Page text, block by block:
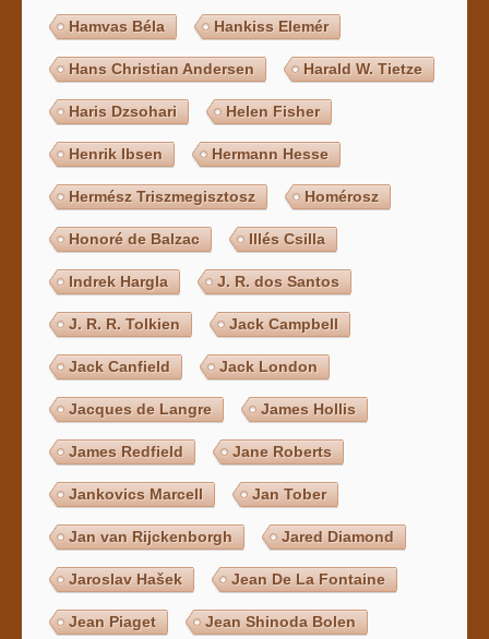
Hamvas Béla Hankiss Elemér
Hans Christian Andersen Harald W. Tietze
Haris Dzsohari Helen Fisher
Henrik Ibsen Hermann Hesse
Hermész Triszmegisztosz Homérosz
Honoré de Balzac Illés Csilla
Indrek Hargla J. R. dos Santos
J. R. R. Tolkien Jack Campbell
Jack Canfield Jack London
Jacques de Langre James Hollis
James Redfield Jane Roberts
Jankovics Marcell Jan Tober
Jan van Rijckenborgh Jared Diamond
Jaroslav Hašek Jean De La Fontaine
Jean Piaget Jean Shinoda Bolen